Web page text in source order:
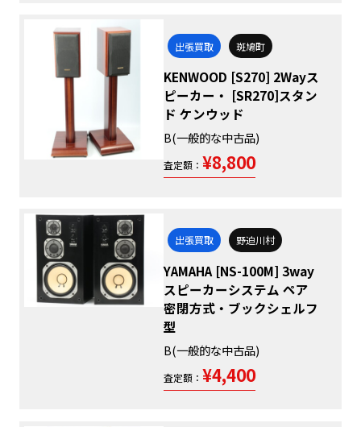
出張買取 斑鳩町
KENWOOD [S270] 2Wayス
ピーカー・ [SR270]スタン
ド ケンウッド
B(一般的な中古品)
査定額： ¥8,800
出張買取 野迫川村
YAMAHA [NS-100M] 3way
スピーカーシステム ペア
密閉方式・ブックシェルフ
型
B(一般的な中古品)
査定額： ¥4,400